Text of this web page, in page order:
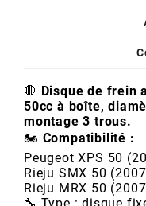
AXWIN
b
🛑 Disque de frein
50cc à boîte,
montage 3 trous.
🏍️ Compatibilité :
Peugeot XPS 50
Rieju SMX 50
Rieju MRX 50